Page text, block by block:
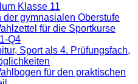
Klasse 11
der gymnasialen Oberstufe
für die Sportkurse
Q4
Sport als 4. Prüfungsfach,
für den praktischen